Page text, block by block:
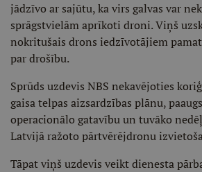
jādzīvo ar sajūtu, ka virs galvas var
sprāgstvielām aprīkoti droni. Viņš
nokritušais drons iedzīvotājiem
par drošību.
Sprūds uzdevis NBS nekavējoties
gaisa telpas aizsardzības plānu,
operacionālo gatavību un tuvāko
Latvijā ražoto pārtvērējdronu
Tāpat viņš uzdevis veikt dienesta